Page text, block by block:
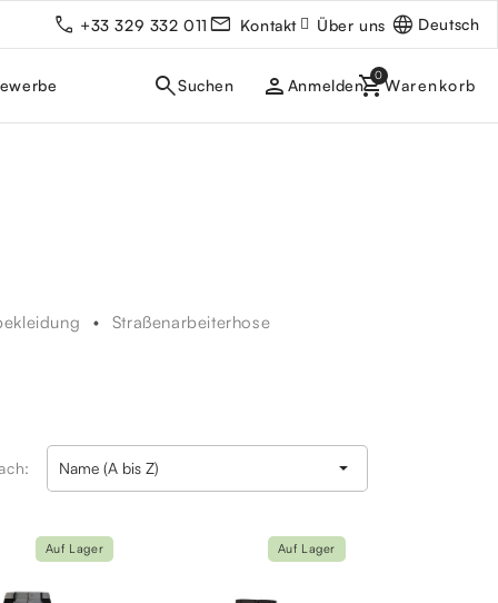
+33 329 332 011 Kontakt Über uns Deutsch
person Anmelden
Straßenarbeiterhose
Name (A bis Z) 
Auf Lager Auf Lager